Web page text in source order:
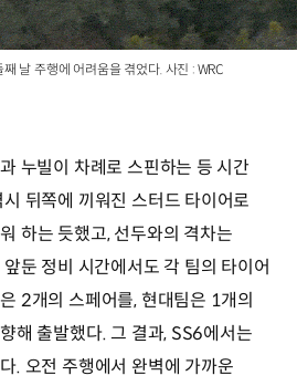
날 주행에 어려움을 겪었다. 사진 : WRC
누빌이 차례로 스핀하는 등 시간
뒤쪽에 끼워진 스터드 타이어로
하는 듯했고, 선두와의 격차는
둔 정비 시간에서도 각 팀의 타이어
2개의 스페어를, 현대팀은 1개의
해 출발했다. 그 결과, SS6에서는
. 오전 주행에서 완벽에 가까운